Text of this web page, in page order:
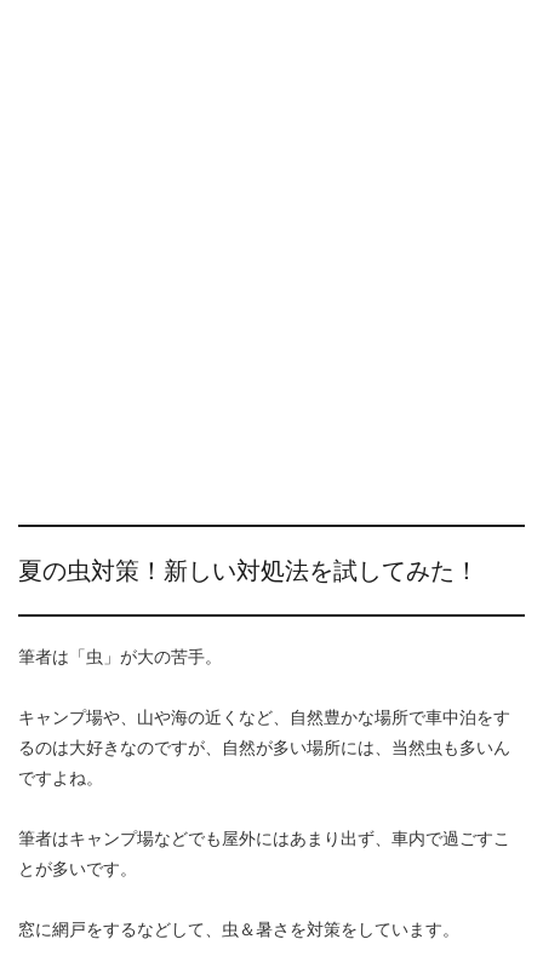
夏の虫対策！新しい対処法を試してみた！
筆者は「虫」が大の苦手。
キャンプ場や、山や海の近くなど、自然豊かな場所で車中泊をす
るのは大好きなのですが、自然が多い場所には、当然虫も多いん
ですよね。
筆者はキャンプ場などでも屋外にはあまり出ず、車内で過ごすこ
とが多いです。
窓に網戸をするなどして、虫＆暑さを対策をしています。